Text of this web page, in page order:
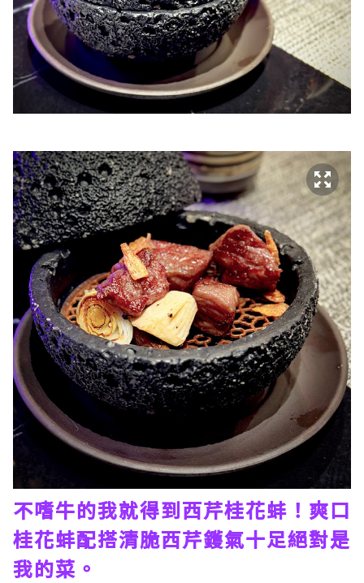
不嗜牛的我就得到西芹桂花蚌！爽口
桂花蚌配搭清脆西芹鑊氣十足絕對是
我的菜。